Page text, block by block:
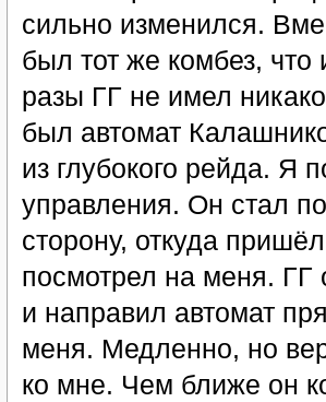
сильно изменился.
был тот же комбез,
разы ГГ не имел
был автомат
из глубокого рейда. Я
управления. Он стал
сторону, откуда
посмотрел на меня. ГГ
и направил автомат
меня. Медленно, но
ко мне. Чем ближе он